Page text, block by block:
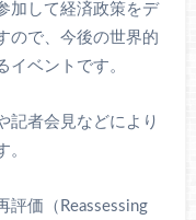
加して経済政策をデ
ので、今後の世界的
イベントです。
記者会見などにより
。
評価（Reassessing